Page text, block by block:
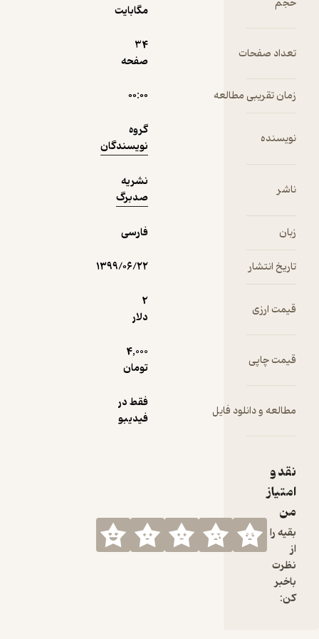
فرهنگ و
مردمی
هنر
مگابایت
تعداد صفحات
34
صفحه
زمان تقریبی مطالعه ۰۰:۰۰
نویسنده
گروه
نویسندگان
ناشر
نشریه
صدبرگ
زبان فارسی
تاریخ انتشار ۱۳۹۹/۰۶/۲۲
قیمت ارزی
دلار
قیمت چاپی
4,000
تومان
مطالعه و دانلود فایل
فقط در
فیدیبو
نقد و
امتیاز
من
بقیه را
نظرت
باخبر
کن:
نشریه صدبرگ
منتظر امتیاز